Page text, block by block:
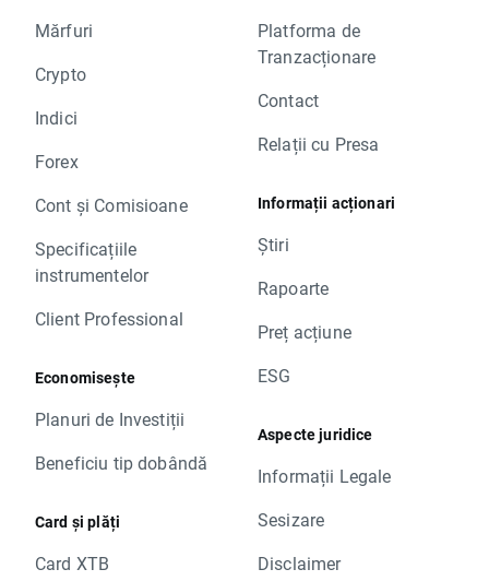
Mărfuri
Crypto
Indici
Forex
Cont și Comisioane
Specificațiile
instrumentelor
Client Professional
Economisește
Planuri de Investiții
Beneficiu tip dobândă
Card și plăți
Card XTB
Platforma de
Tranzacționare
Contact
Relații cu Presa
Informații acționari
Știri
Rapoarte
Preț acțiune
ESG
Aspecte juridice
Informații Legale
Sesizare
Disclaimer